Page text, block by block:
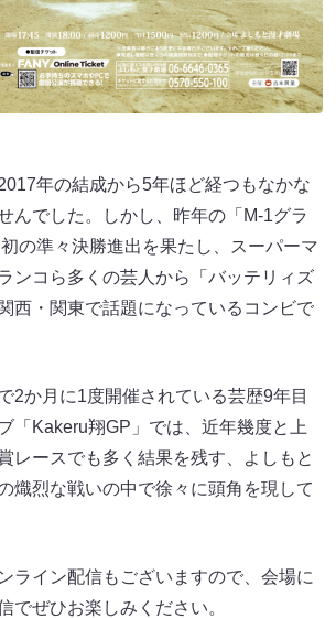
年の結成から5年ほど経つもなかな
んでした。しかし、昨年の「M-1グラ
の準々決勝進出を果たし、スーパーマ
ンコら多くの芸人から「バッテリィズ
西・関東で話題になっているコンビで
2か月に1度開催されている芸歴9年目
「Kakeru翔GP」では、近年幾度と上
レースでも多く結果を残す、よしもと
熾烈な戦いの中で徐々に頭角を現して
ライン配信もございますので、会場に
でぜひお楽しみください。